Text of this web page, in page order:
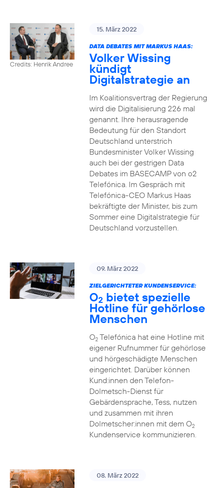
Credits: Henrik Andree
15. März 2022
DATA DEBATES MIT MARKUS HAAS:
Volker Wissing
kündigt
Digitalstrategie an
Im Koalitionsvertrag der Regierung
wird die Digitalisierung 226 mal
genannt. Ihre herausragende
Bedeutung für den Standort
Deutschland unterstrich
Bundesminister Volker Wissing
auch bei der gestrigen Data
Debates im BASECAMP von o2
Telefónica. Im Gespräch mit
Telefónica-CEO Markus Haas
bekräftigte der Minister, bis zum
Sommer eine Digitalstrategie für
Deutschland vorzustellen.
09. März 2022
ZIELGERICHTETER KUNDENSERVICE:
O2 bietet spezielle
Hotline für gehörlose
Menschen
O2Telefónica hat eine Hotline mit
eigener Rufnummer für gehörlose
und hörgeschädigte Menschen
eingerichtet. Darüber können
Kund:innen den Telefon-
Dolmetsch-Dienst für
Gebärdensprache, Tess, nutzen
und zusammen mit ihren
Dolmetscher:innen mit dem O2
Kundenservice kommunizieren.
08. März 2022